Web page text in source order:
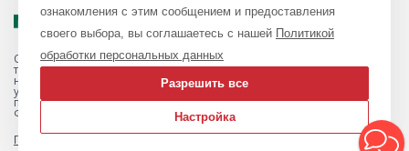
Обращаем ваше внимание на то, что данный интернет-магазин, а
также вся информация о товарах и ценах, предоставленная на нём,
носит исключительно информационный характер и ни при каких
условиях не является публичной офертой, определяемой
положениями Статьи 437 Гражданского кодекса Российской
Федерации.
Политика обработки персональных данных
ознакомления с этим сообщением и предоставления
своего выбора, вы соглашаетесь с нашей Политикой
обработки персональных данных
Разрешить все
Настройка